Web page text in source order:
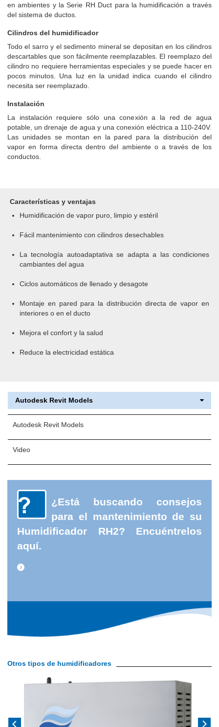
en ambientes y la Serie RH Duct para la humidificación a través
del sistema de ductos.
Cilindros del humidificador
Todo el sarro y el sedimento mineral se depositan en los cilindros
descartables que son fácilmente reemplazables. El reemplazo del
cilindro no requiere herramientas especiales y se puede hacer en
pocos minutos. Una luz en la unidad indica cuando el cilindro
necesita ser reemplazado.
Instalación
La instalación requiere sólo una conexión a la red de agua
potable, un drenaje de agua y una conexión eléctrica a 110-240V.
Las unidades se montan en la pared para la distribución del
vapor en forma directa dentro del ambiente o a través de los
conductos.
Características y ventajas
Humidificación de vapor puro, limpio y estéril
Fácil mantenimiento con cilindros desechables
La tecnología autoadaptativa se adapta a las condiciones
cambiantes del agua
Ciclos automáticos de llenado y desagote
Montaje en pared para la distribución directa de vapor en
interiores o en el ducto
Mejora el confort y la salud
Reduce la electricidad estática
Autodesk Revit Models
Autodesk Revit Models
Video
¿Está buscando consejos
para el mantenimiento de su
Humidificador RH2? Encuéntrelos
aquí.
Otros tipos de humidificadores